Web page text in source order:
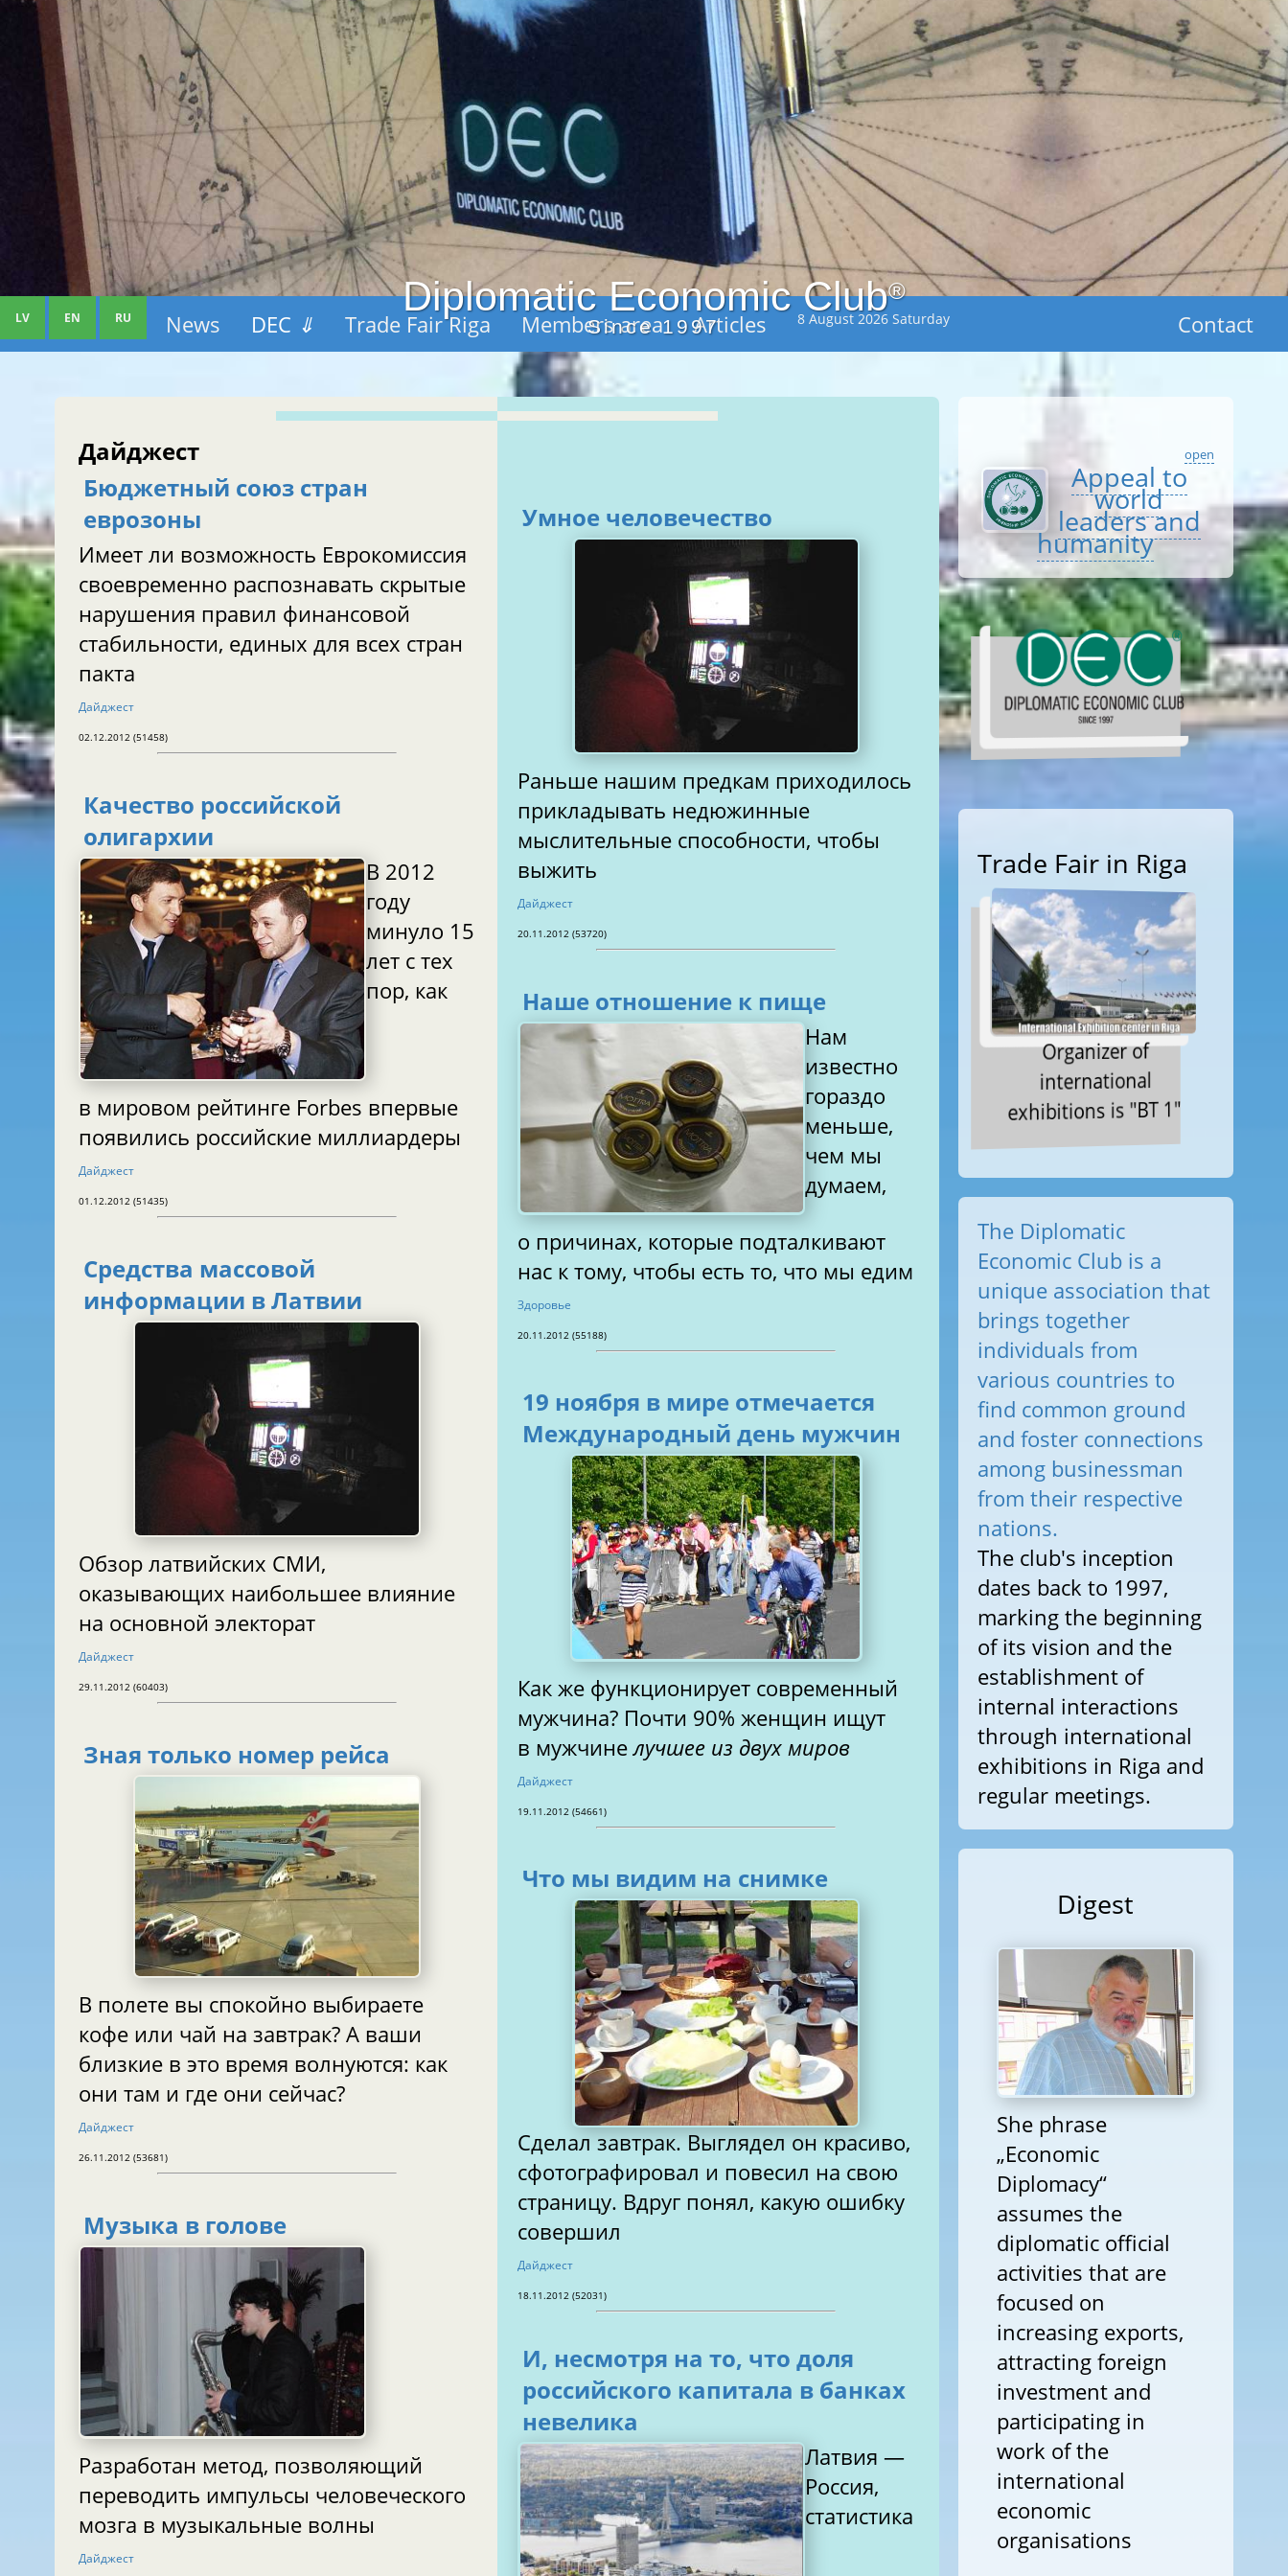
Diplomatic Economic Club®
Since 1997
LV EN RU News DEC ⇓ Trade Fair Riga Members area Articles 8 August 2026 Saturday Contact
Дайджест
Бюджетный союз стран
еврозоны
Имеет ли возможность Еврокомиссия
своевременно распознавать скрытые
нарушения правил финансовой
стабильности, единых для всех стран
пакта
Дайджест
02.12.2012 (51458)
Качество российской
олигархии
В 2012
году
минуло 15
лет с тех
пор, как
в мировом рейтинге Forbes впервые
появились российские миллиардеры
Дайджест
01.12.2012 (51435)
Средства массовой
информации в Латвии
Обзор латвийских СМИ,
оказывающих наибольшее влияние
на основной электорат
Дайджест
29.11.2012 (60403)
Зная только номер рейса
В полете вы спокойно выбираете
кофе или чай на завтрак? А ваши
близкие в это время волнуются: как
они там и где они сейчас?
Дайджест
26.11.2012 (53681)
Музыка в голове
Разработан метод, позволяющий
переводить импульсы человеческого
мозга в музыкальные волны
Дайджест
Умное человечество
Раньше нашим предкам приходилось
прикладывать недюжинные
мыслительные способности, чтобы
выжить
Дайджест
20.11.2012 (53720)
Наше отношение к пище
Нам
известно
гораздо
меньше,
чем мы
думаем,
о причинах, которые подталкивают
нас к тому, чтобы есть то, что мы едим
Здоровье
20.11.2012 (55188)
19 ноября в мире отмечается
Международный день мужчин
Как же функционирует современный
мужчина? Почти 90% женщин ищут
в мужчинелучшее из двух миров
Дайджест
19.11.2012 (54661)
Что мы видим на снимке
Сделал завтрак. Выглядел он красиво,
сфотографировал и повесил на свою
страницу. Вдруг понял, какую ошибку
совершил
Дайджест
18.11.2012 (52031)
И, несмотря на то, что доля
российского капитала в банках
невелика
Латвия —
Россия,
статистика
open
Appeal to
world
leaders and
humanity
Trade Fair in Riga
Organizer of
international
exhibitions is "BT 1"
The Diplomatic
Economic Club is a
unique association that
brings together
individuals from
various countries to
find common ground
and foster connections
among businessman
from their respective
nations.
The club's inception
dates back to 1997,
marking the beginning
of its vision and the
establishment of
internal interactions
through international
exhibitions in Riga and
regular meetings.
Digest
She phrase
„Economic
Diplomacy“
assumes the
diplomatic official
activities that are
focused on
increasing exports,
attracting foreign
investment and
participating in
work of the
international
economic
organisations